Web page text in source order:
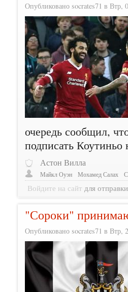
Опубликовано socrates71 в Втр,
очередь сообщил,
подписать
Астон Вилла
Майкл Оуэн Мохамед Салах
Войдите на сайт для
"Сороки"
Опубликовано socrates71 в Втр,